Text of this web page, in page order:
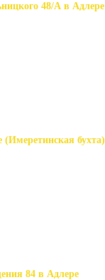
48/А в Адлере
бухта)
84 в Адлере